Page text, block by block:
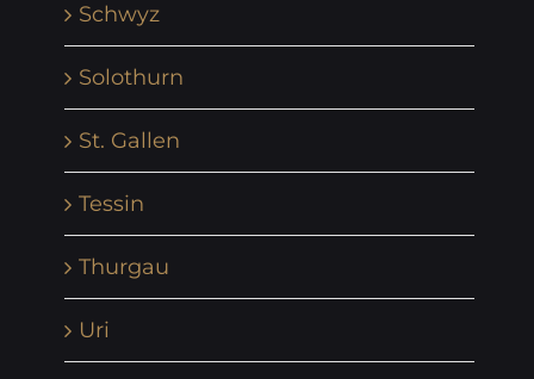
Schwyz
Solothurn
St. Gallen
Tessin
Thurgau
Uri